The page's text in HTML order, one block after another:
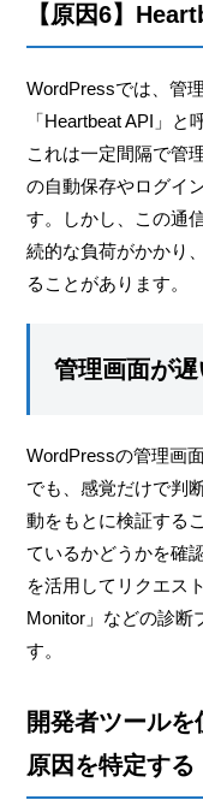
【原因6】
WordPressでは、管
「Heartbeat API」と
これは一定間隔で管
の自動保存やログイ
す。しかし、この通
続的な負荷がかかり
ることがあります。
管理画面が
WordPressの管理画
でも、感覚だけで判
動をもとに検証する
ているかどうかを確
を活用してリクエス
Monitor」などの診断
す。
開発者ツール
原因を特定する